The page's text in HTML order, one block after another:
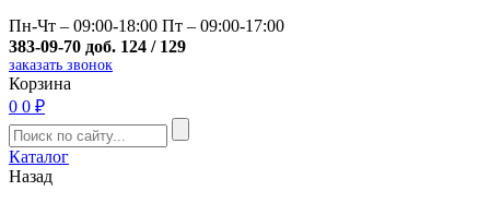
Пн-Чт – 09:00-18:00 Пт – 09:00-17:00
383-09-70 доб. 124 / 129
заказать звонок
Корзина
0 0 ₽
Каталог
Назад